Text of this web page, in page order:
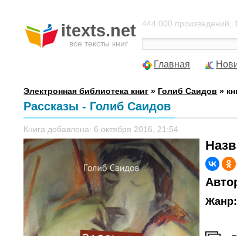
itexts.net
все тексты книг
444 000 произведений,
Главная
Электронная библиотека книг » Голиб Саидов »
Рассказы - Голиб Саидов
Книга добавлена: 6 октября 2016, 21:54
Жанр: